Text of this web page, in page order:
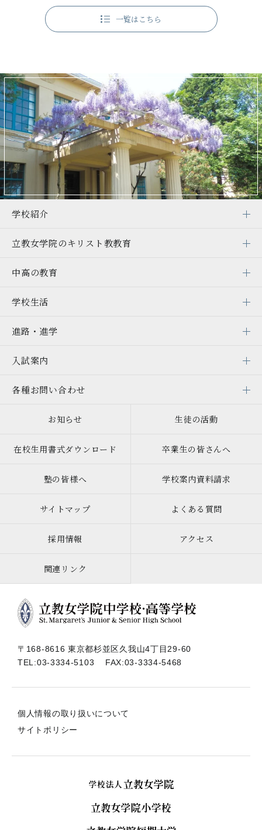
一覧はこちら
学校紹介
立教女学院のキリスト教教育
中高の教育
学校生活
進路・進学
入試案内
各種お問い合わせ
お知らせ 生徒の活動
在校生用書式ダウンロード 卒業生の皆さんへ
塾の皆様へ 学校案内資料請求
サイトマップ よくある質問
採用情報 アクセス
関連リンク
〒168-8616 東京都杉並区久我山4丁目29-60
TEL:03-3334-5103 FAX:03-3334-5468
個人情報の取り扱いについて
サイトポリシー